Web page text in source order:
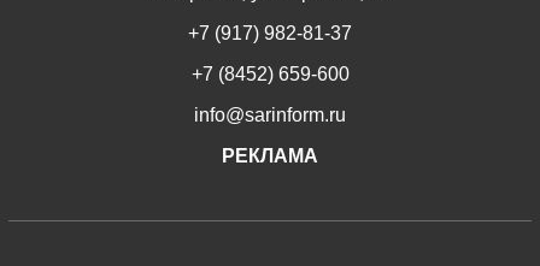
+7 (917) 982-81-37
+7 (8452) 659-600
info@sarinform.ru
РЕКЛАМА